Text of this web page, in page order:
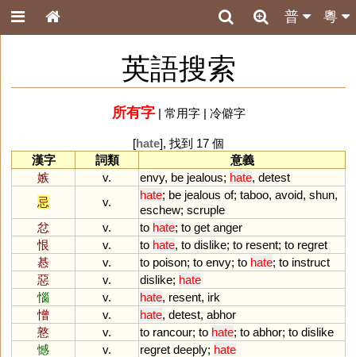
粵
普
英語搜索
所有字| 常用字| 冷僻字
[hate], 找到 17 個
漢字
詞類
意義
嫉
v. envy, be jealous; hate, detest
忌
v.
hate; be jealous of; taboo, avoid, shun,
eschew; scruple
忿
v. to hate; to get anger
恨
v. to hate, to dislike; to resent; to regret
惎
v. to poison; to envy; to hate; to instruct
惡
v. dislike; hate
惱
v. hate, resent, irk
憎
v. hate, detest, abhor
憝
v. to rancour; to hate; to abhor; to dislike
憾
v. regret deeply; hate